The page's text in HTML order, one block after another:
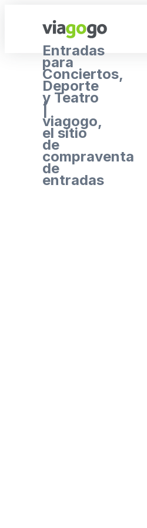
Entradas
para
Conciertos,
Deporte
y Teatro
|
viagogo,
el sitio
de
compraventa
de
entradas